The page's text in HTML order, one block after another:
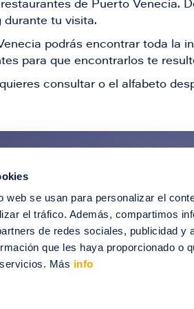
web se usan para personalizar el
el tráfico. Además, compartimos
de redes sociales, publicidad y
que les haya proporcionado o
Más info
de Puerto Venecia.
durante tu visita.
podrás encontrar toda la
para que encontrarlos te
consultar o el alfabeto
de todas
ofertas
SUSCRÍBETE